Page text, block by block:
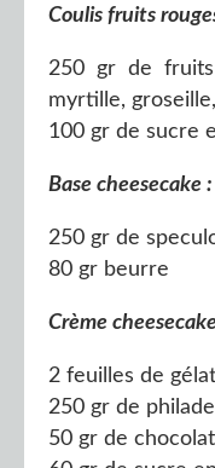
Coulis fruits
250 gr de fruits
myrtille,
100 gr de sucre
Base cheesecake :
250 gr de
80 gr beurre
Crème
2 feuilles de
250 gr de
50 gr de